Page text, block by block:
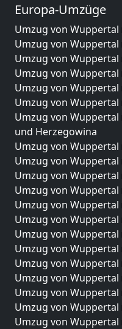
Europa-Umzüge
Umzug von Wuppertal
Umzug von Wuppertal
Umzug von Wuppertal
Umzug von
Umzug von Wuppertal
Umzug von
Umzug von Wuppertal
und Herzegowina
Umzug von
Umzug von Wuppertal
Umzug von Wuppertal
Umzug von
Umzug von Wuppertal
Umzug von Wuppertal
Umzug von Wuppertal
Umzug von
Umzug von Wuppertal
Umzug von
Umzug von
Umzug von
Umzug von